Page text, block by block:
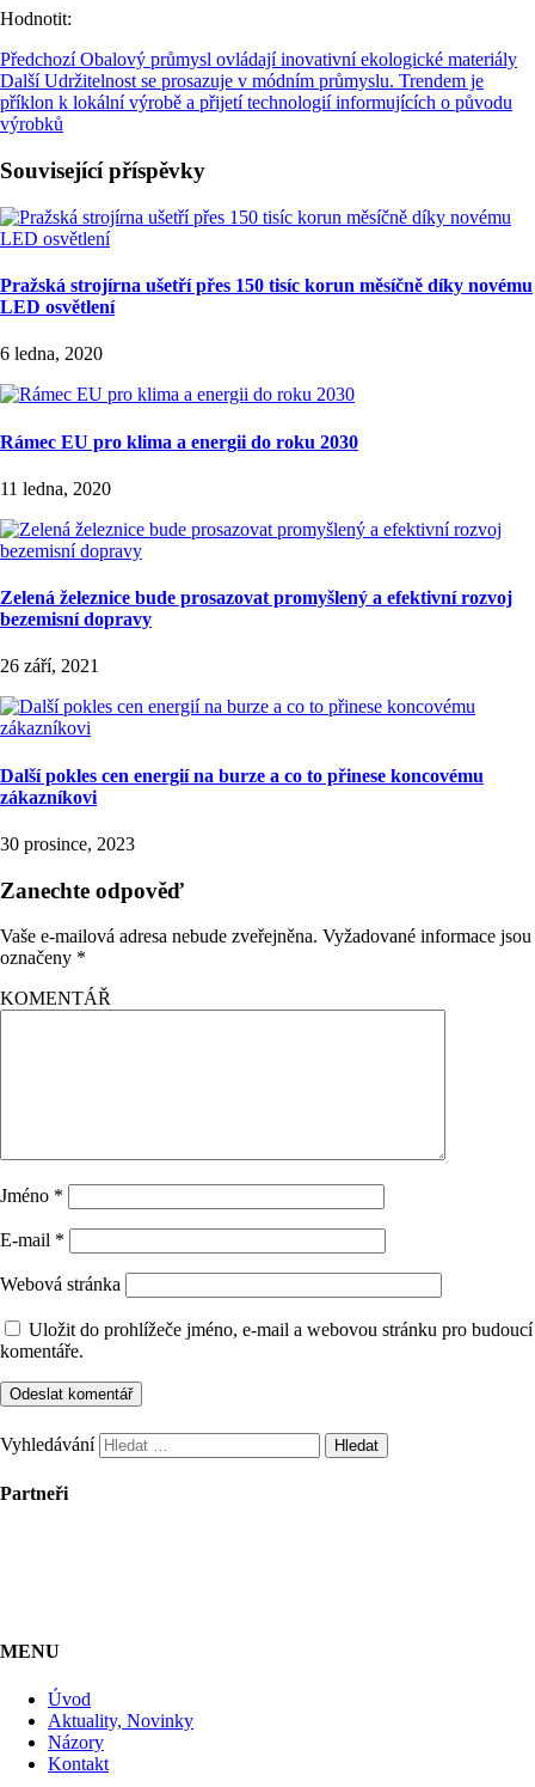
Hodnotit:
Předchozí Obalový průmysl ovládají inovativní ekologické materiály
Další Udržitelnost se prosazuje v módním průmyslu. Trendem je
příklon k lokální výrobě a přijetí technologií informujících o původu
výrobků
Související příspěvky
Pražská strojírna ušetří přes 150 tisíc korun měsíčně díky novému
LED osvětlení
6 ledna, 2020
Rámec EU pro klima a energii do roku 2030
11 ledna, 2020
Zelená železnice bude prosazovat promyšlený a efektivní rozvoj
bezemisní dopravy
26 září, 2021
Další pokles cen energií na burze a co to přinese koncovému
zákazníkovi
30 prosince, 2023
Zanechte odpověď
Vaše e-mailová adresa nebude zveřejněna. Vyžadované informace jsou
označeny *
KOMENTÁŘ
Jméno *
E-mail *
Webová stránka
Uložit do prohlížeče jméno, e-mail a webovou stránku pro budoucí
komentáře.
Vyhledávání
Partneři
MENU
Úvod
Aktuality, Novinky
Názory
Kontakt